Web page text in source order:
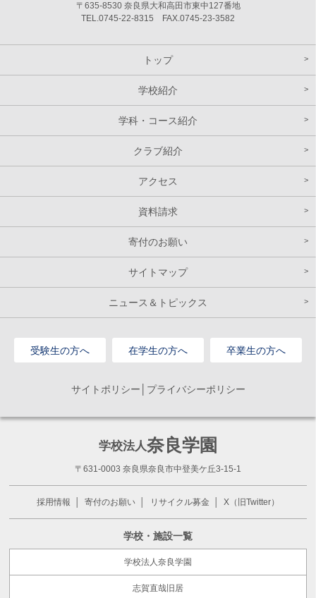
〒635-8530 奈良県大和高田市東中127番地
TEL.0745-22-8315 FAX.0745-23-3582
トップ
学校紹介
学科・コース紹介
クラブ紹介
アクセス
資料請求
寄付のお願い
サイトマップ
ニュース＆トピックス
受験生の方へ 在学生の方へ 卒業生の方へ
サイトポリシー│プライバシーポリシー
学校法人奈良学園
〒631-0003 奈良県奈良市中登美ケ丘3-15-1
採用情報 寄付のお願い リサイクル募金 X（旧Twitter）
学校・施設一覧
学校法人奈良学園
志賀直哉旧居